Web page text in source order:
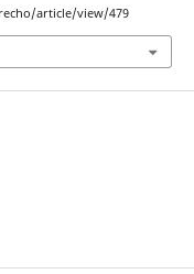
article/view/479